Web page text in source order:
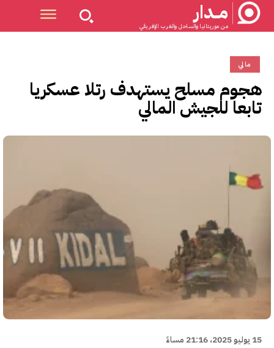
مــدار
من موريتانيا والساحل والغرب الإفريقي
مالي
هجوم مسلح يستهدف رتلا عسكريا
تابعا للجيش المالي
15 يوليو 2025، 21:16 مساءً